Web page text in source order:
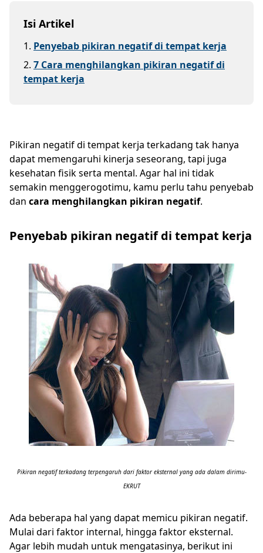
Isi Artikel
1. Penyebab pikiran negatif di tempat kerja
2. 7 Cara menghilangkan pikiran negatif di
tempat kerja
Pikiran negatif di tempat kerja terkadang tak hanya
dapat memengaruhi kinerja seseorang, tapi juga
kesehatan fisik serta mental. Agar hal ini tidak
semakin menggerogotimu, kamu perlu tahu penyebab
dan cara menghilangkan pikiran negatif.
Penyebab pikiran negatif di tempat kerja
Pikiran negatif terkadang terpengaruh dari faktor eksternal yang ada dalam dirimu-
EKRUT
Ada beberapa hal yang dapat memicu pikiran negatif.
Mulai dari faktor internal, hingga faktor eksternal.
Agar lebih mudah untuk mengatasinya, berikut ini